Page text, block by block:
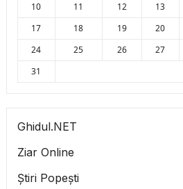
10
11 12 13
17
18 19 20
24
25 26 27
31
Ghidul.NET
Ziar Online
Știri Popești